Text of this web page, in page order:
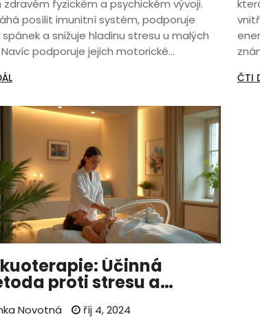
zdravém fyzickém a psychickém vývoji.
posílit imunitní systém, podporuje
a snižuje hladinu stresu u malých
podporuje jejich motorické
se tvoří pevné emocionální vazby mezi
si povíme více v článku.
ČTI
Účinná
proti stresu a
Novotná
říj 4, 2024